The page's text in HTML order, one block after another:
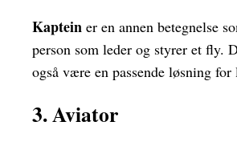
Kaptein er en annen betegnelse
person som leder og styrer et fly.
også være en passende løsning for
3. Aviator